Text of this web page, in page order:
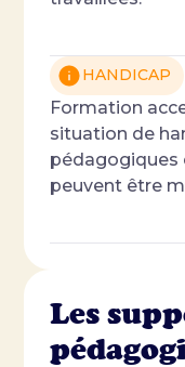
HANDICAP
Formation
situation de
pédagogiques
peuvent être
Les